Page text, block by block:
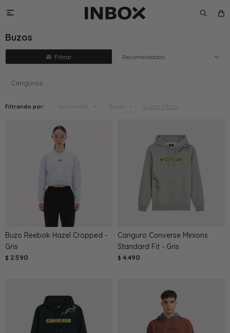

Buzos
Recomendados
Canguros
Filtrando por: Vestimenta Buzos Quitar filtros
Buzo Reebok Hazel Cropped -
Gris
$ 2.590
Canguro Converse Minions
Standard Fit - Gris
$ 4.490